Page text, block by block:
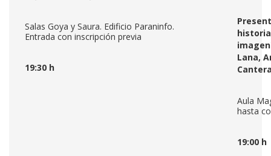
Salas Goya y Saura. Edificio Paraninfo.
Entrada con inscripción previa
19:30 h
Lana,
Aula
hasta
19:00 h